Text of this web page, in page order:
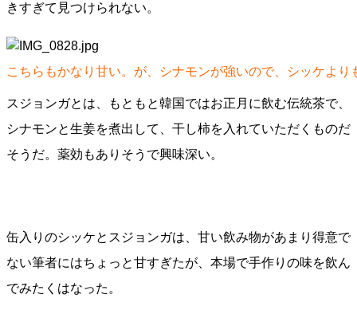
きすぎて見つけられない。
こちらもかなり甘い。が、シナモンが強いので、シッケよ
スジョンガとは、もともと韓国ではお正月に飲む伝統茶で、
シナモンと生姜を煮出して、干し柿を入れていただくものだ
そうだ。薬効もありそうで興味深い。
缶入りのシッケとスジョンガは、甘い飲み物があまり得意で
ない筆者にはちょっと甘すぎたが、本場で手作りの味を飲ん
でみたくはなった。